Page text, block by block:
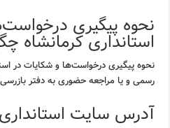
نحوه پیگیری
استانداری کرمانشاه
نحوه پیگیری درخواست‌ها و شکایات در
رسمی و یا مراجعه حضوری به دفتر
آدرس سایت